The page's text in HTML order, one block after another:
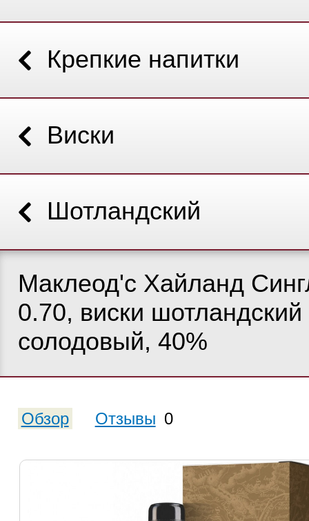
Крепкие напитки
Виски
Шотландский
Маклеод'с Хайланд
0.70, виски шотландский
солодовый, 40%
Обзор Отзывы 0